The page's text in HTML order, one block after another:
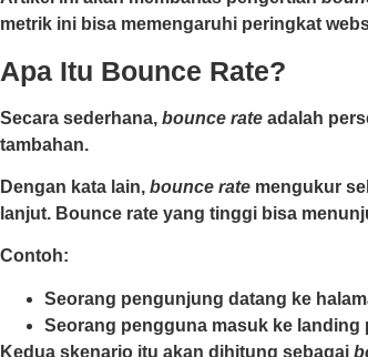
metrik ini bisa memengaruhi peringkat
Apa Itu Bounce Rate?
Secara sederhana, bounce rate adalah
tambahan.
Dengan kata lain, bounce rate mengukur
lanjut. Bounce rate yang tinggi bisa
Contoh:
Seorang pengunjung datang ke
Seorang pengguna masuk ke landing
Kedua skenario itu akan dihitung sebagai